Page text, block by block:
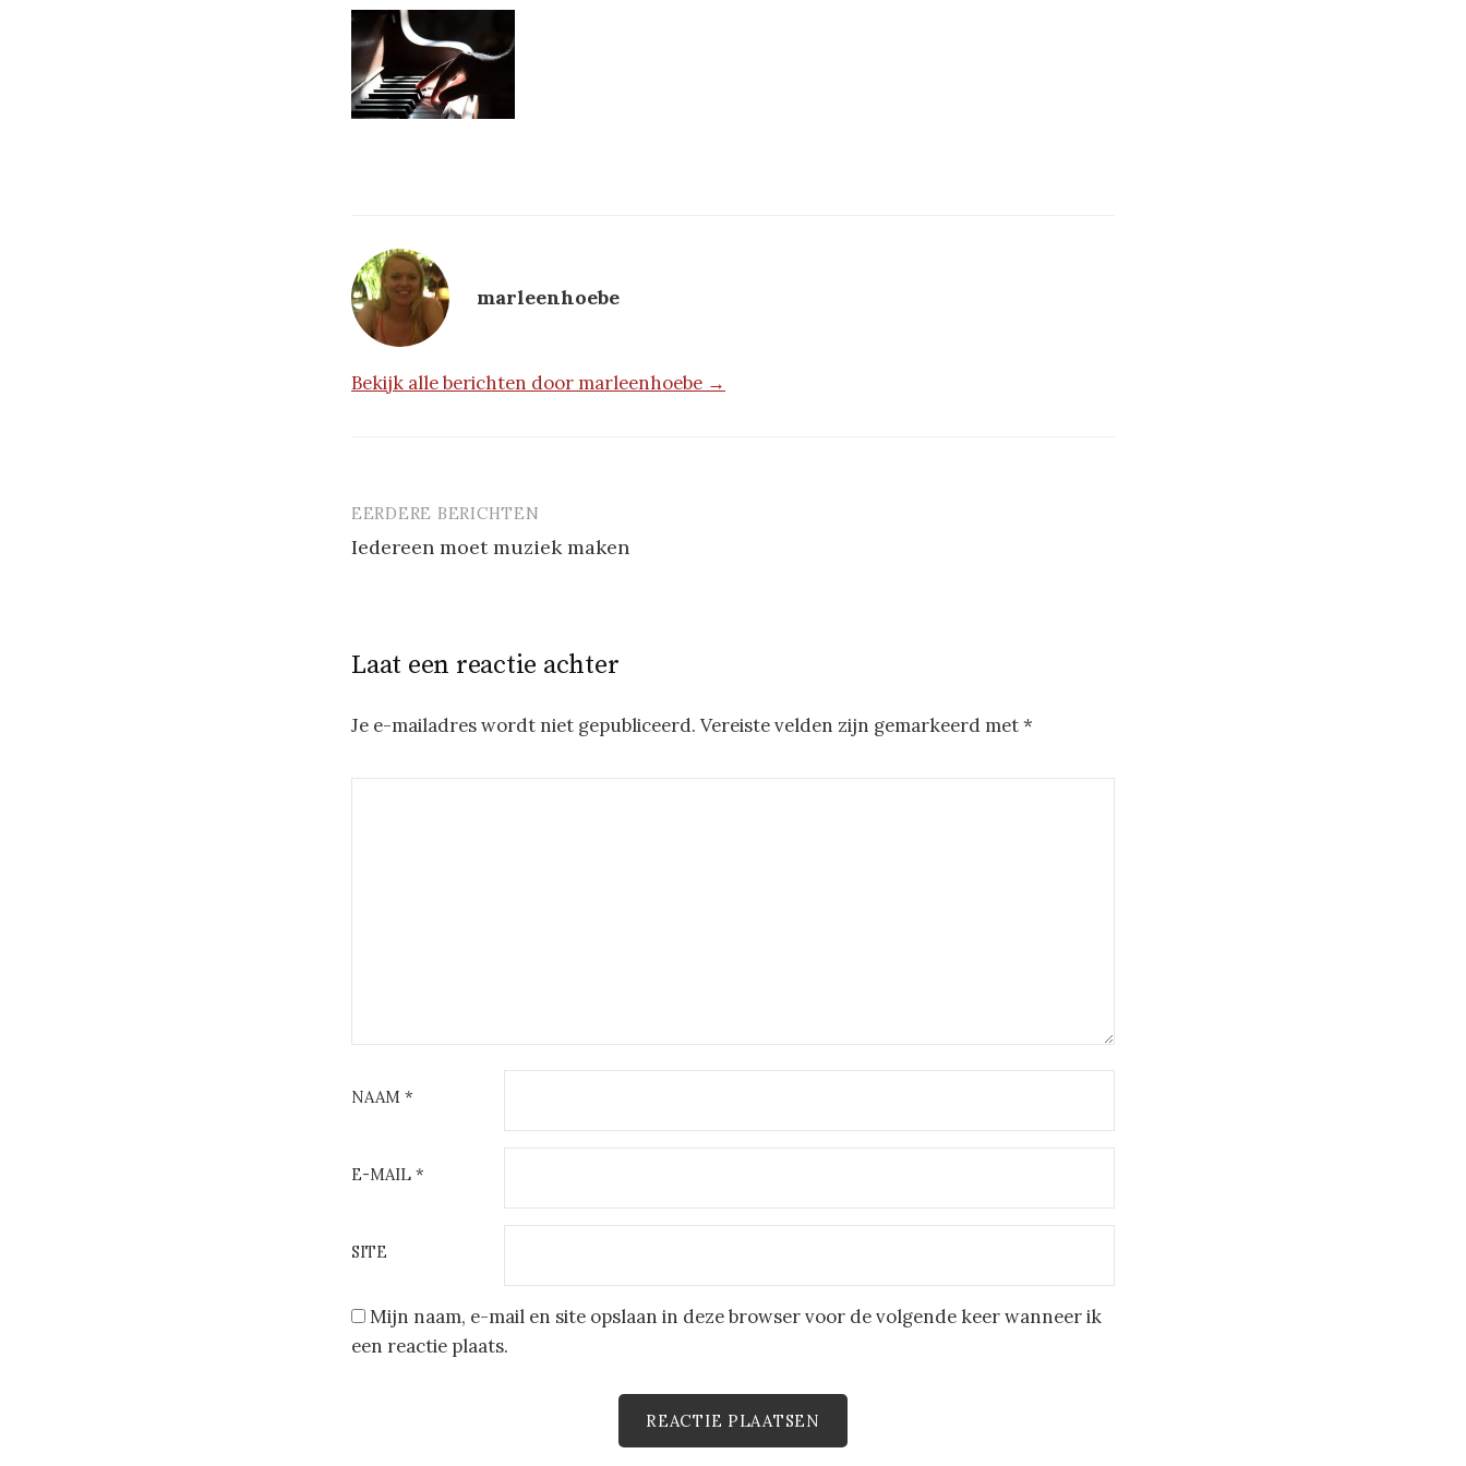
marleenhoebe
Bekijk alle berichten door marleenhoebe →
Berichtnavigatie
EERDERE BERICHTEN
Iedereen moet muziek maken
Laat een reactie achter
Je e-mailadres wordt niet gepubliceerd. Vereiste velden zijn gemarkeerd met*
NAAM *
E-MAIL *
SITE
Mijn naam, e-mail en site opslaan in deze browser voor de volgende keer wanneer ik
een reactie plaats.